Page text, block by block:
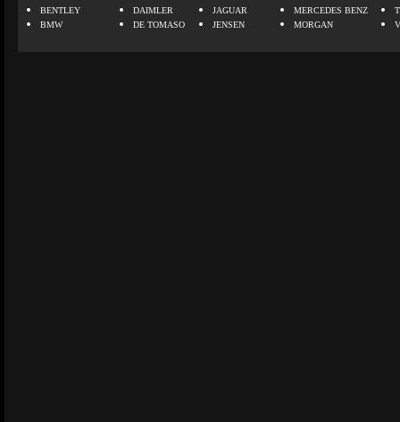
BENTLEY
BMW
DAIMLER
DE TOMASO
JAGUAR
JENSEN
MERCEDES BENZ
MORGAN